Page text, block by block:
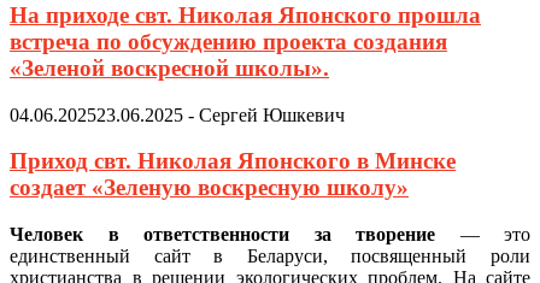
На приходе свт. Николая Японского прошла
встреча по обсуждению проекта создания
«Зеленой воскресной школы».
04.06.202523.06.2025 - Сергей Юшкевич
Приход свт. Николая Японского в Минске
создает «Зеленую воскресную школу»
Человек в ответственности за творение — это
единственный сайт в Беларуси, посвященный роли
христианства в решении экологических проблем. На сайте